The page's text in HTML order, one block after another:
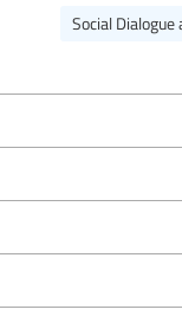
Social